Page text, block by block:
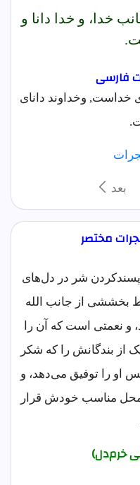
خدا، و خدا دانا و
خداست, وخداوند دانای
بعد
شر در دل‌های
بخششی از جانب الله
و نعمتی است که آن را
از بندگانش را که شکر
او را توفیق می‌دهد، و
مناسب خودش قرار
خرم‌دل)